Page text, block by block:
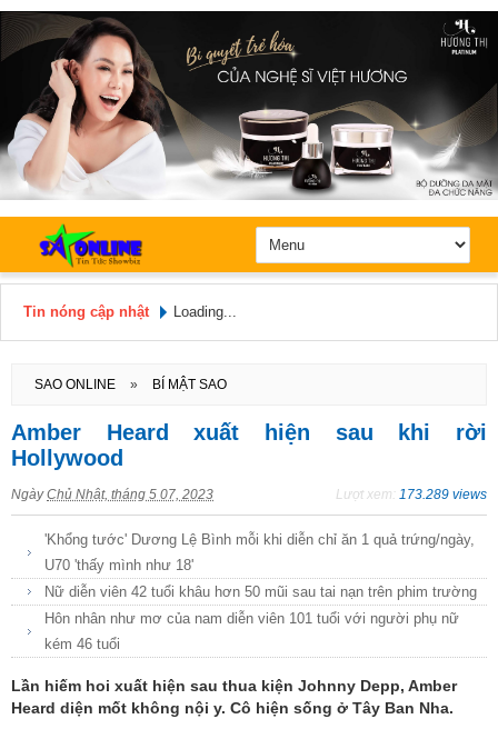
Tin nóng cập nhật Loading...
SAO ONLINE » BÍ MẬT SAO
Amber Heard xuất hiện sau khi rời
Hollywood
NgàyChủ Nhật, tháng 5 07, 2023 Lượt xem: 173.289 views
'Khổng tước' Dương Lệ Bình mỗi khi diễn chỉ ăn 1 quả trứng/ngày,
U70 'thấy mình như 18'
Nữ diễn viên 42 tuổi khâu hơn 50 mũi sau tai nạn trên phim trường
Hôn nhân như mơ của nam diễn viên 101 tuổi với người phụ nữ
kém 46 tuổi
Lần hiếm hoi xuất hiện sau thua kiện Johnny Depp, Amber
Heard diện mốt không nội y. Cô hiện sống ở Tây Ban Nha.